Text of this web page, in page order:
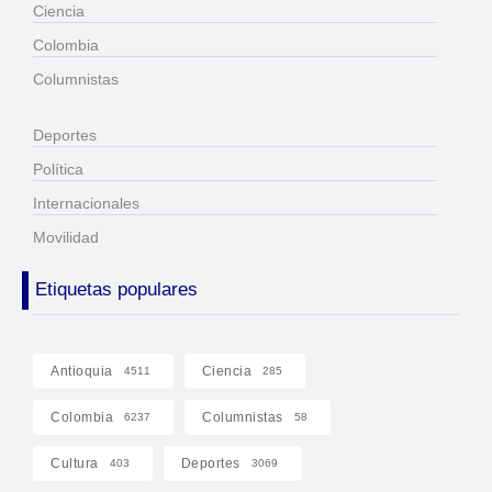
Ciencia
Colombia
Columnistas
Deportes
Política
Internacionales
Movilidad
Etiquetas populares
Antioquia 4511 Ciencia 285
Colombia 6237 Columnistas 58
Cultura 403 Deportes 3069